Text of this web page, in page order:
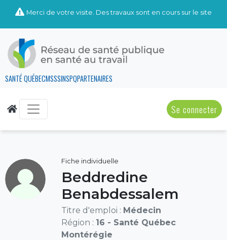
Merci de votre visite. Des travaux sont en cours sur le site
SANTÉ QUÉBECMSSSINSPQPARTENAIRES
Se connecter
Fiche individuelle
Beddredine
Benabdessalem
Titre d'emploi : Médecin
Région : 16 - Santé Québec
Montérégie